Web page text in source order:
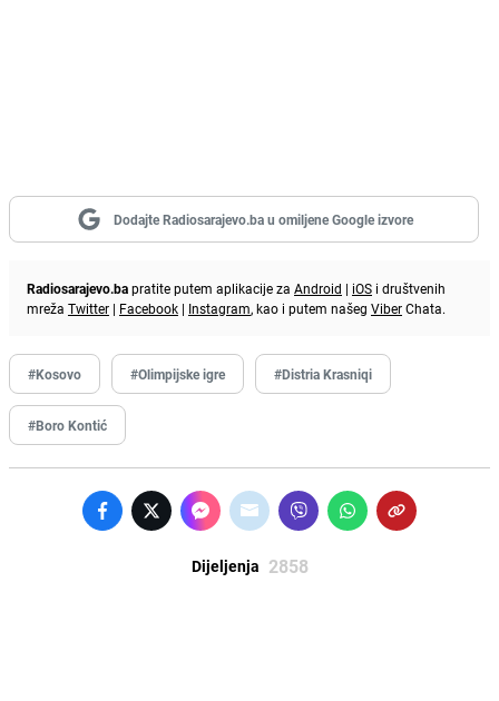
Dodajte Radiosarajevo.ba u omiljene Google izvore
Radiosarajevo.bapratite putem aplikacije za Android | iOS i društvenih
mreža Twitter | Facebook | Instagram, kao i putem našeg ViberChata.
#Kosovo #Olimpijske igre #Distria Krasniqi
#Boro Kontić
Dijeljenja 2858